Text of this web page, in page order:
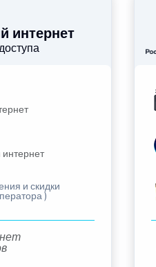
интернет
и скидки
)